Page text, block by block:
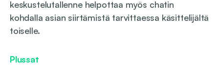
keskustelutallenne helpottaa myös chatin
kohdalla asian siirtämistä tarvittaessa käsittelijältä
toiselle.
Plussat